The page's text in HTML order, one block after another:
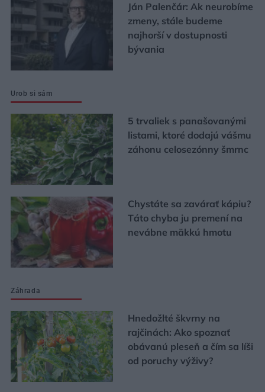
Ján Palenčár: Ak neurobíme
zmeny, stále budeme
najhorší v dostupnosti
bývania
Urob si sám
5 trvaliek s panašovanými
listami, ktoré dodajú vášmu
záhonu celosezónny šmrnc
Chystáte sa zavárať kápiu?
Táto chyba ju premení na
nevábne mäkkú hmotu
Záhrada
Hnedožlté škvrny na
rajčinách: Ako spoznať
obávanú pleseň a čím sa líši
od poruchy výživy?